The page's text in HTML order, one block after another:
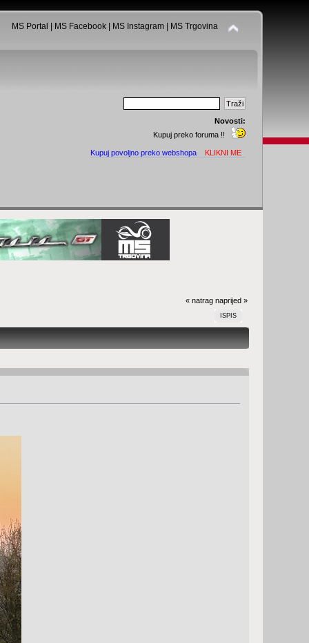
MS Portal MS Facebook| MS Instagram| MS Trgovina
Novosti:
Kupuj preko foruma !!
Kupuj povoljno preko webshopa KLIKNI ME
« natrag naprijed »
ISPIS